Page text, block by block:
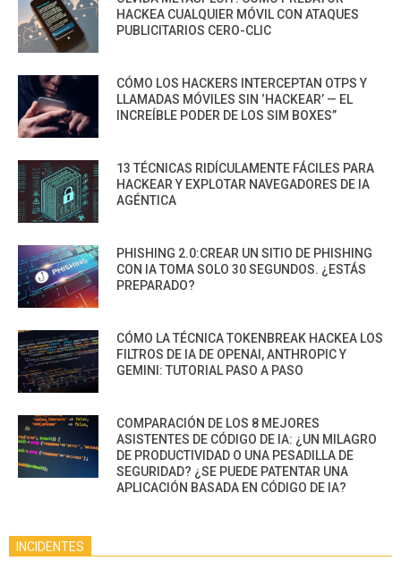
HACKEA CUALQUIER MÓVIL CON ATAQUES
PUBLICITARIOS CERO-CLIC
CÓMO LOS HACKERS INTERCEPTAN OTPS Y
LLAMADAS MÓVILES SIN ‘HACKEAR’ — EL
INCREÍBLE PODER DE LOS SIM BOXES”
13 TÉCNICAS RIDÍCULAMENTE FÁCILES PARA
HACKEAR Y EXPLOTAR NAVEGADORES DE IA
AGÉNTICA
PHISHING 2.0:CREAR UN SITIO DE PHISHING
CON IA TOMA SOLO 30 SEGUNDOS. ¿ESTÁS
PREPARADO?
CÓMO LA TÉCNICA TOKENBREAK HACKEA LOS
FILTROS DE IA DE OPENAI, ANTHROPIC Y
GEMINI: TUTORIAL PASO A PASO
COMPARACIÓN DE LOS 8 MEJORES
ASISTENTES DE CÓDIGO DE IA: ¿UN MILAGRO
DE PRODUCTIVIDAD O UNA PESADILLA DE
SEGURIDAD? ¿SE PUEDE PATENTAR UNA
APLICACIÓN BASADA EN CÓDIGO DE IA?
INCIDENTES